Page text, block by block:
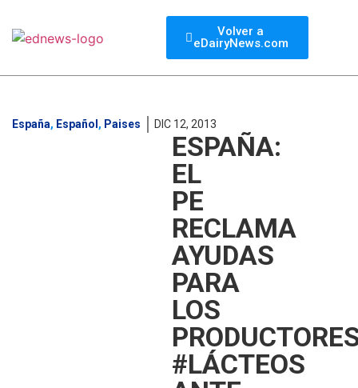
Volver a
eDairyNews.com
España, Español , Paises DIC 12, 2013
ESPAÑA:
EL
PE
RECLAMA
AYUDAS
PARA
LOS
#LÁCTEOS